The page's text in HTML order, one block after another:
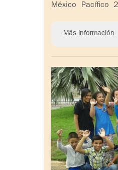
México Pacífico
Más información